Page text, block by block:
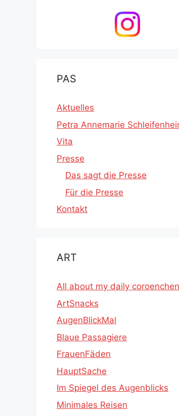
PAS
Aktuelles
Petra Annemarie
Vita
Presse
Das sagt die Presse
Für die Presse
Kontakt
ART
All about my daily coroenchen
ArtSnacks
AugenBlickMal
Blaue Passagiere
FrauenFäden
HauptSache
Im Spiegel des Augenblicks
Minimales Reisen